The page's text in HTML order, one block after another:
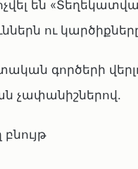
են
ու
գործերի
չափանիշներով.